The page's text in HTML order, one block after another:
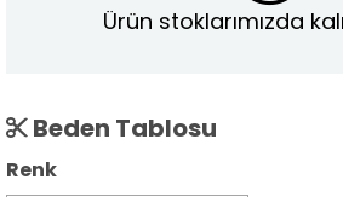
Ürün stoklarımızda
Beden Tablosu
Renk